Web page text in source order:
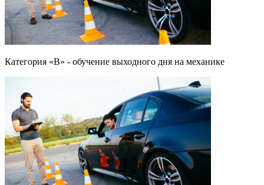
Категория «B» - обучение выходного дня на механике